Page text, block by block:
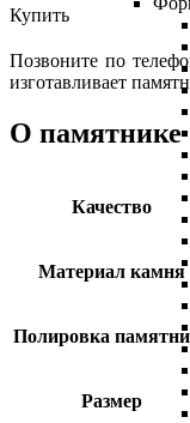
Купить
Позвоните по
изготавливает
О памятнике
Качество
Материал камня
Полировка
Размер